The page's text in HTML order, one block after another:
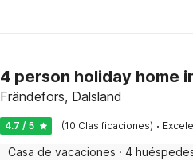
4 person holiday home
Frändefors, Dalsland
4.7 / 5 (10 Clasificaciones) ·
Casa de vacaciones · 4